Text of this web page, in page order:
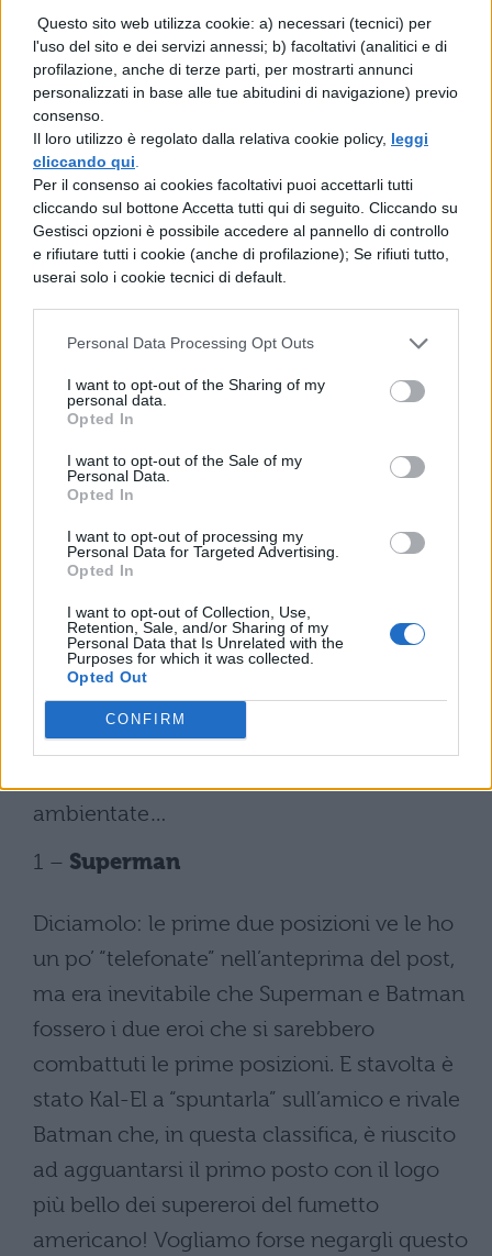
Questo sito web utilizza cookie: a) necessari (tecnici) per
l'uso del sito e dei servizi annessi; b) facoltativi (analitici e di
profilazione, anche di terze parti, per mostrarti annunci
personalizzati in base alle tue abitudini di navigazione) previo
consenso.
Il loro utilizzo è regolato dalla relativa cookie policy, leggi
cliccando qui
Per il consenso ai cookies facoltativi puoi accettarli tutti
cliccando sul bottone Accetta tutti qui di seguito. Cliccando su
Gestisci opzioni è possibile accedere al pannello di controllo
e rifiutare tutti i cookie (anche di profilazione); Se rifiuti tutto,
userai solo i cookie tecnici di default.
Personal Data Processing Opt Outs
I want to opt-out of the Sharing of my
personal data.
Opted In
I want to opt-out of the Sale of my
Personal Data.
Opted In
I want to opt-out of processing my
Personal Data for Targeted Advertising.
Opted In
I want to opt-out of Collection, Use,
Retention, Sale, and/or Sharing of my
Personal Data that Is Unrelated with the
Purposes for which it was collected.
Opted Out
CONFIRM
“non nerd”, riescono spessissimo a
riconoscere il simbolo del Velocista
Scarlatto! Non mi credete? Provate a farlo
vedere a qualcuno dei vostri amici che non
sono appassionati di fumetti e, in un modo
o nell’altro, potrebbero arrivare a dirvi il
nome di Flash…fidatevi!
Poteva mancare il “classico” logo di Batman
nella nostra classifica? Ovviamente no ed
anzi, visto che ci siamo, vi sfidiamo anche a
indentificarci, con esattezza, a che “periodo
storico” appartiene questo logo che,
rispetto al modernissimo logo del Cavaliere
Oscuro versione “New 52” mostra, in effetti,
alcune differenze molto importanti. Ma è
questo, nell’immaginario collettivo, il logo
che tutti associamo al giustiziere di
Gotham City e che, negli anni, abbiamo
visto proiettato sui cieli della fittizzia città
ambientate…
1 – Superman
Diciamolo: le prime due posizioni ve le ho
un po’ “telefonate” nell’anteprima del post,
ma era inevitabile che Superman e Batman
fossero i due eroi che si sarebbero
combattuti le prime posizioni. E stavolta è
stato Kal-El a “spuntarla” sull’amico e rivale
Batman che, in questa classifica, è riuscito
ad agguantarsi il primo posto con il logo
più bello dei supereroi del fumetto
americano! Vogliamo forse negargli questo